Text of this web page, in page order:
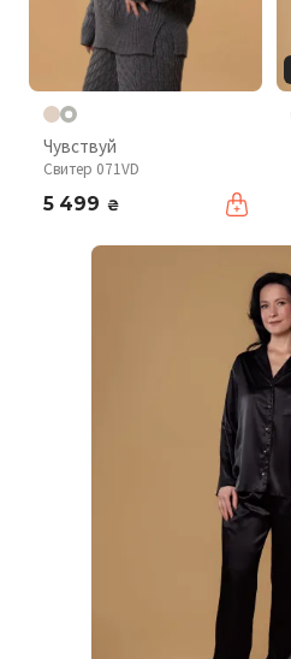
Чувствуй
Свитер 071VD
5 499 ₴